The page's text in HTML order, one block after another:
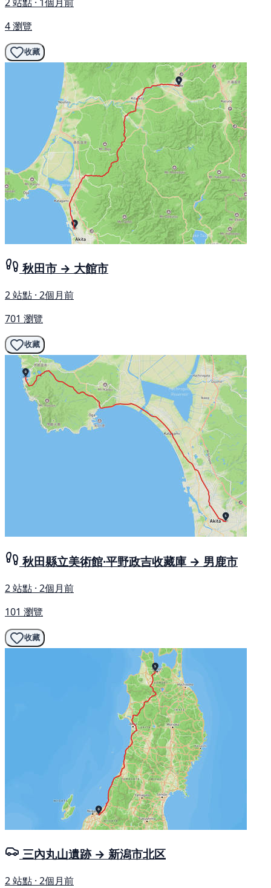
4 瀏覽
收藏
秋田市 → 大館市
2 站點 · 2個月前
701 瀏覽
收藏
秋田縣立美術館·平野政吉收藏庫 → 男鹿市
2 站點 · 2個月前
101 瀏覽
收藏
三內丸山遺跡 → 新潟市北区
2 站點 · 2個月前